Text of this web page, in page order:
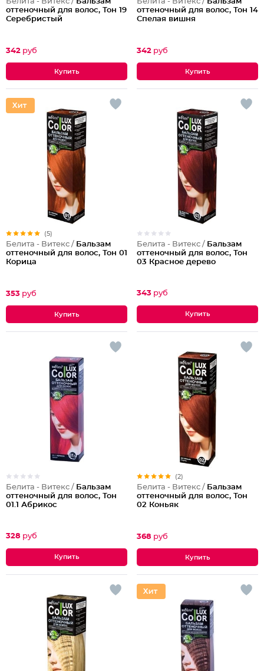
оттеночный для волос, Тон 19
Серебристый
342 руб
оттеночный для волос, Тон 14
Спелая вишня
342 руб
(5)
Белита - Витекс / Бальзам
оттеночный для волос, Тон 01
Корица
353 руб
Белита - Витекс / Бальзам
оттеночный для волос, Тон
03 Красное дерево
343 руб
Белита - Витекс / Бальзам
оттеночный для волос, Тон
01.1 Абрикос
328 руб
(2)
Белита - Витекс / Бальзам
оттеночный для волос, Тон
02 Коньяк
368 руб